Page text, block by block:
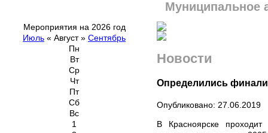
Муниципальное
Мероприятия на 2026 год
Июль « Август» Сентябрь
Пн
Вт
Ср
Чт
Пт
Сб
Вс
1
Новости
Определились
Опубликовано: 27.06.2019
В Красноярске проходит